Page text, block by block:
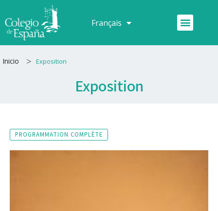
au
contenu
Français
Español Menu
Inicio > Exposition
Exposition
PROGRAMMATION COMPLÈTE